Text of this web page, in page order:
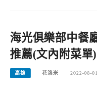
海光俱樂部中餐
推薦(文內附菜單)
高雄 花洛米 2022-08-01